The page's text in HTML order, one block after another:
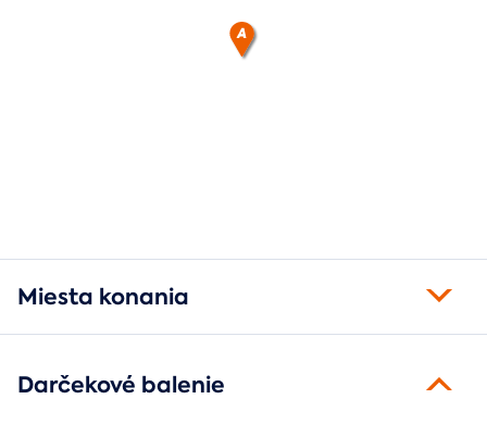
Miesta konania
Darčekové balenie